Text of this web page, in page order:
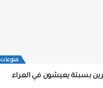
منوعات
بسبتة يعيشون في العراء